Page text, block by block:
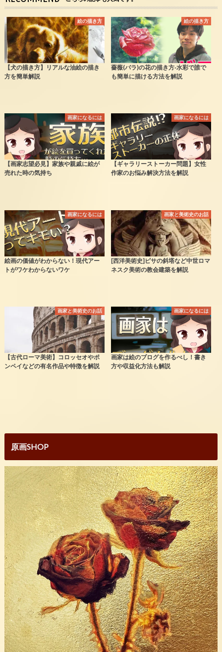
絵の描き方
【犬の描き方】リアルな油絵の描き
方を簡単解説
絵の描き方
薔薇(バラ)の花の描き方‐水彩で誰で
も簡単に描ける方法を解説
画家になるには
【画家志望必見】家族や親戚に絵が
売れた時の気持ち
画家になるには
【ギャラリーストーカー問題】女性
作家のお悩み解決方法を解説
画家になるには
絵画の価値がわからない！現代アー
トがワケわからないワケ
画家と美術史のお話
[西洋美術史]ピサの斜塔など中世ロマ
ネスク美術の教会建築を解説
画家と美術史のお話
【古代ローマ美術】コロッセオやポ
ンペイなどの有名作品や特徴を解説
画家になるには
画家は絵のブログを作るべし！書き
方や収益化方法も解説
原画SHOP